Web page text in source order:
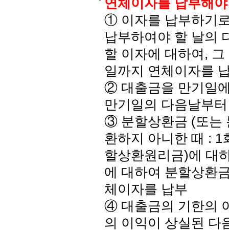
연체이자를 납부해
① 이자를 납부하기
납부하여야 할 날의
할 이자에 대하여,
일까지 연체이자를
② 대출금을 만기일
만기일의 다음날부
③ 분할상환금 (또는
환하지 아니한 때 : 1
할상환원리금)에 대
에 대하여 분할상환
체이자를 납부
④ 대출금의 기한의
의 이익이 상실된 다